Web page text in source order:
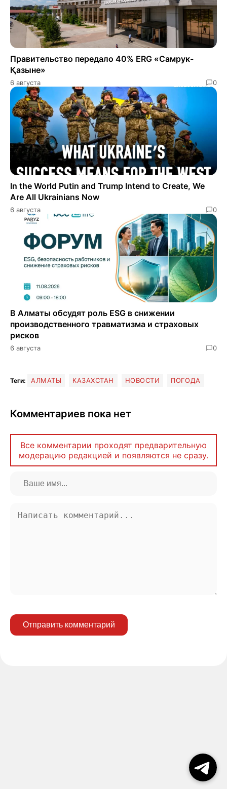
Правительство передало 40% ERG «Самрук-
Қазыне»
6 августа 0
In the World Putin and Trump Intend to Create, We
Are All Ukrainians Now
6 августа 0
В Алматы обсудят роль ESG в снижении
производственного травматизма и страховых
рисков
6 августа 0
Теги: АЛМАТЫ КАЗАХСТАН НОВОСТИ ПОГОДА
Комментариев пока нет
Все комментарии проходят предварительную
модерацию редакцией и появляются не сразу.
Отправить комментарий